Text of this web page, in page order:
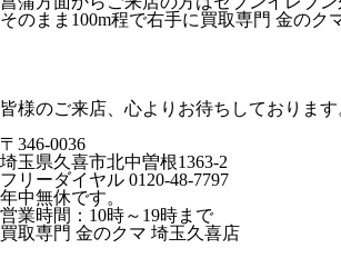
そのまま100m程で右手に買取専門 金のク
皆様のご来店、心よりお待ちしております
〒346-0036
埼玉県久喜市北中曽根1363-2
フリーダイヤル 0120-48-7797
年中無休です。
営業時間：10時～19時まで
買取専門 金のクマ 埼玉久喜店